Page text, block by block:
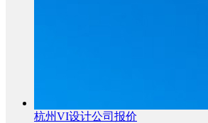
杭州VI设计公司报价